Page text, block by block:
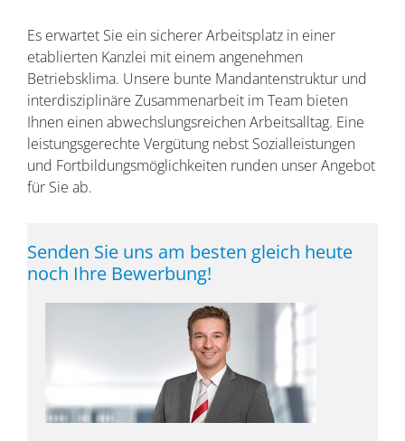
Es erwartet Sie ein sicherer Arbeitsplatz in einer
etablierten Kanzlei mit einem angenehmen
Betriebsklima. Unsere bunte Mandantenstruktur und
interdisziplinäre Zusammenarbeit im Team bieten
Ihnen einen abwechslungsreichen Arbeitsalltag. Eine
leistungsgerechte Vergütung nebst Sozialleistungen
und Fortbildungsmöglichkeiten runden unser Angebot
für Sie ab.
Senden Sie uns am besten gleich heute
noch Ihre Bewerbung!